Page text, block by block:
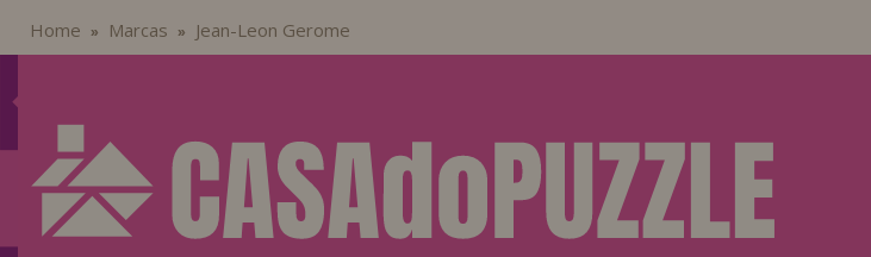
Home » Marcas » Jean-Leon Gerome